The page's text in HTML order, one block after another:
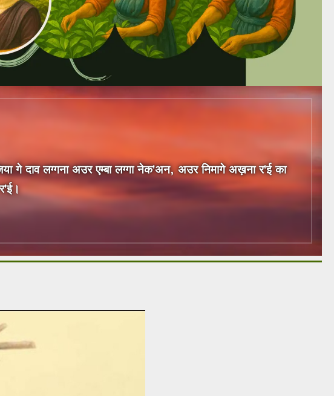
गे दाव लग्गना अउर एम्बा लग्गा नेक'अन, अउर निमागे अख़ना र'ई का